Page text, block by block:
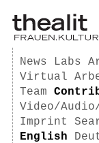
News Labs
Virtual
Team
Video/
Imprint
English